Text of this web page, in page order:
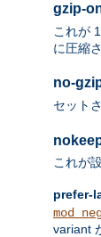
gzip-
これが
に圧縮
no-
セット
これが
prefer-
variant